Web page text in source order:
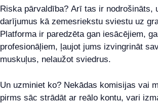
Riska pārvaldība? Arī tas ir nodrošināts,
darījumus kā zemesriekstu sviestu uz
Platforma ir paredzēta gan iesācējiem,
profesionāļiem, ļaujot jums izvingrināt
muskuļus, nelaužot sviedrus.
Un uzminiet ko? Nekādas komisijas vai
pirms sāc strādāt ar reālo kontu, vari